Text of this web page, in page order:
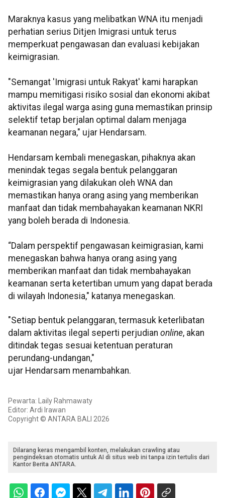
Maraknya kasus yang melibatkan WNA itu menjadi
perhatian serius Ditjen Imigrasi untuk terus
memperkuat pengawasan dan evaluasi kebijakan
keimigrasian.
"Semangat 'Imigrasi untuk Rakyat' kami harapkan
mampu memitigasi risiko sosial dan ekonomi akibat
aktivitas ilegal warga asing guna memastikan prinsip
selektif tetap berjalan optimal dalam menjaga
keamanan negara," ujar Hendarsam.
Hendarsam kembali menegaskan, pihaknya akan
menindak tegas segala bentuk pelanggaran
keimigrasian yang dilakukan oleh WNA dan
memastikan hanya orang asing yang memberikan
manfaat dan tidak membahayakan keamanan NKRI
yang boleh berada di Indonesia.
“Dalam perspektif pengawasan keimigrasian, kami
menegaskan bahwa hanya orang asing yang
memberikan manfaat dan tidak membahayakan
keamanan serta ketertiban umum yang dapat berada
di wilayah Indonesia," katanya menegaskan.
"Setiap bentuk pelanggaran, termasuk keterlibatan
dalam aktivitas ilegal seperti perjudian online, akan
ditindak tegas sesuai ketentuan peraturan
perundang-undangan,"
ujar Hendarsam menambahkan.
Pewarta: Laily Rahmawaty
Editor: Ardi Irawan
Copyright © ANTARA BALI 2026
Dilarang keras mengambil konten, melakukan crawling atau
pengindeksan otomatis untuk AI di situs web ini tanpa izin tertulis dari
Kantor Berita ANTARA.